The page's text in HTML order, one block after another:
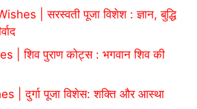
| सरस्वती पूजा विशेश : ज्ञान, बुद्धि
| शिव पुराण कोट्स : भगवान शिव की
| दुर्गा पूजा विशेस: शक्ति और आस्था